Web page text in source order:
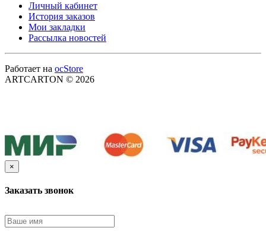
Личный кабинет
История заказов
Мои закладки
Рассылка новостей
Работает на ocStore
ARTCARTON © 2026
×
Заказать звонок